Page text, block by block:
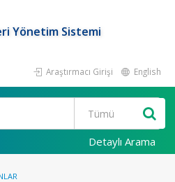
Yönetim Sistemi
Araştırmacı Girişi English
Detaylı Arama